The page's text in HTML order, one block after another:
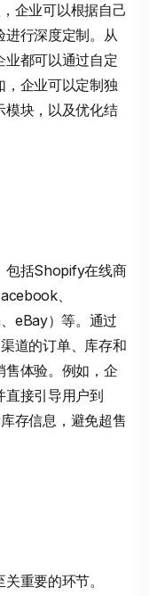
企业可以根据自己
进行深度定制。从
业都可以通过自定
，企业可以定制独
模块，以及优化结
包括Shopify在线商
、
eBay）等。通过
道的订单、库存和
售体验。例如，企
直接引导用户到
存信息，避免超售
重要的环节。